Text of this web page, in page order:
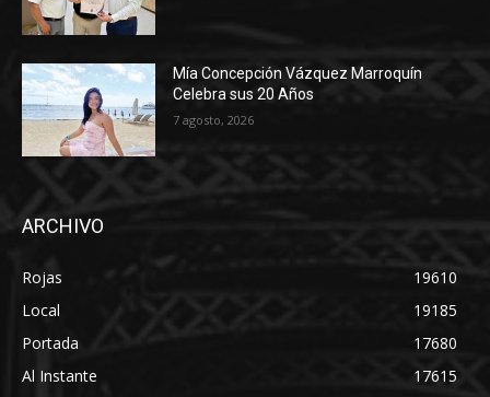
Mía Concepción Vázquez Marroquín
Celebra sus 20 Años
7 agosto, 2026
ARCHIVO
Rojas
19610
Local
19185
Portada
17680
Al Instante
17615